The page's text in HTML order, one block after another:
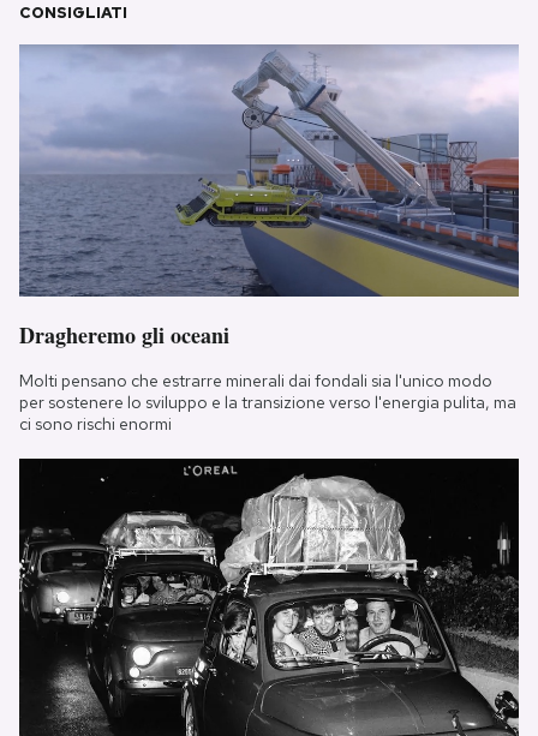
CONSIGLIATI
Dragheremo gli oceani
Molti pensano che estrarre minerali dai fondali sia l'unico modo
per sostenere lo sviluppo e la transizione verso l'energia pulita, ma
ci sono rischi enormi